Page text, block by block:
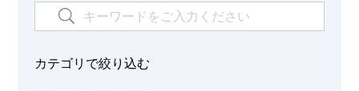
カテゴリで絞り込む